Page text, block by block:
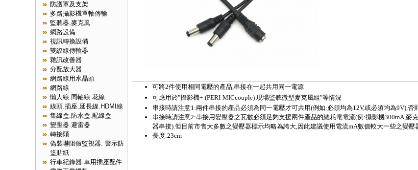
防護罩及支架
多路攝影機單軸傳輸
監聽器.麥克風
網路設備
視訊轉換設備
雙絞線傳輸器
雜訊改善器
分配放大器
網路線用水晶頭
網路線
懶人線.同軸線.花線
線頭.插座.延長線.HDMI線
集線盒.防水盒.配線盒
變壓器.避雷器
轉接頭
偽裝嚇阻假監視器. 警示防
盜貼紙
行車紀錄器.車用插座配件
可將2件使用相同電壓的產品,串接在一起共用同一電源
可應用於"攝影機+ (PERI-MICcouple) 現場監聽微型麥克風組"等情況
串接時請注意1:兩件串接的產品必須為同一電壓才可共用(例如:必須均為12V,或必須均為9V),否
串接時請注意2:串接用變壓器之瓦數必須足夠支援兩件產品的總耗電電流(例:攝影機300mA,麥
器串接).但目前市售大多數之變壓器標示均略為誇大,因此建議使用電流mA數值較大一些之變壓
長度:23cm